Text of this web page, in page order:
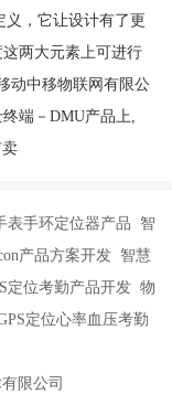
义，它让设计有了更
两大元素上可进行
动中移物联网有限公
端－DMU产品上,
表手环定位器产品 智
产品方案开发 智慧
定位考勤产品开发 物
定位心率血压考勤
限公司